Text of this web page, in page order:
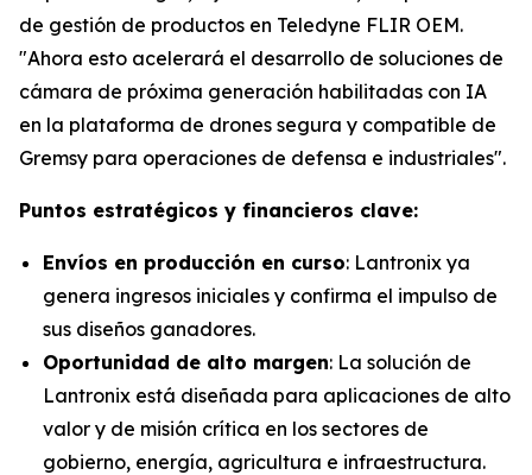
de gestión de productos en Teledyne FLIR OEM.
"Ahora esto acelerará el desarrollo de soluciones de
cámara de próxima generación habilitadas con IA
en la plataforma de drones segura y compatible de
Gremsy para operaciones de defensa e industriales".
Puntos estratégicos y financieros clave:
Envíos en producción en curso: Lantronix ya
genera ingresos iniciales y confirma el impulso de
sus diseños ganadores.
Oportunidad de alto margen: La solución de
Lantronix está diseñada para aplicaciones de alto
valor y de misión crítica en los sectores de
gobierno, energía, agricultura e infraestructura.